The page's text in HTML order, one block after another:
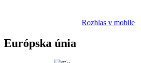
Rozhlas v mobile
Európska únia